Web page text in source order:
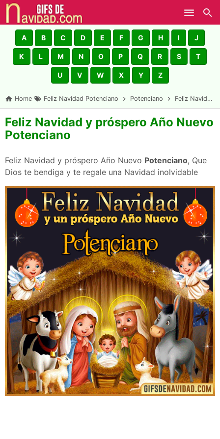
Skip to main content
A B C D E F G H I J
K L M N O P Q R S T
U V W X Y Z
Home Feliz Navidad Potenciano Potenciano Feliz Navidad y próspero Año Nuevo Potenciano
Feliz Navidad y próspero Año Nuevo
Potenciano
Feliz Navidad y próspero Año Nuevo Potenciano, Que
Dios te bendiga y te regale una Navidad inolvidable